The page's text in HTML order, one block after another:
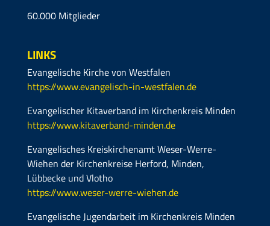
60.000 Mitglieder
LINKS
Evangelische Kirche von Westfalen
https://www.evangelisch-in-westfalen.de
Evangelischer Kitaverband im Kirchenkreis Minden
https://www.kitaverband-minden.de
Evangelisches Kreiskirchenamt Weser-Werre-
Wiehen der Kirchenkreise Herford, Minden,
Lübbecke und Vlotho
https://www.weser-werre-wiehen.de
Evangelische Jugendarbeit im Kirchenkreis Minden